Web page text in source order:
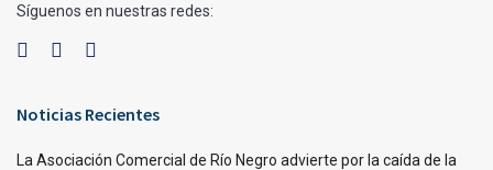
Síguenos en nuestras redes:
Noticias Recientes
La Asociación Comercial de Río Negro advierte por la caída de la